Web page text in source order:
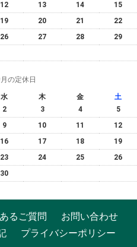
12 13 14
15
19 20 21
22
26 27 28
29
の定休日
水 木 金
土
2 3 4
5
9 10 11
12
16 17 18
19
23 24 25
26
30
るご質問
お問い合わせ
プライバシーポリシー